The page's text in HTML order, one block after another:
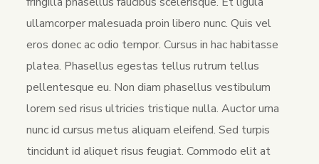
ullamcorper malesuada proin libero nunc. Quis vel
eros donec ac odio tempor. Cursus in hac habitasse
platea. Phasellus egestas tellus rutrum tellus
pellentesque eu. Non diam phasellus vestibulum
lorem sed risus ultricies tristique nulla. Auctor urna
nunc id cursus metus aliquam eleifend. Sed turpis
tincidunt id aliquet risus feugiat. Commodo elit at